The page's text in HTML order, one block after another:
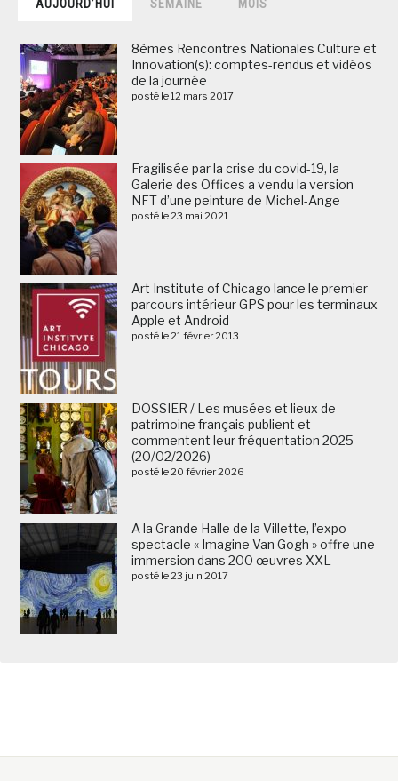
AUJOURD’HUI SEMAINE MOIS
8èmes Rencontres Nationales Culture et
Innovation(s): comptes-rendus et vidéos
de la journée
posté le 12 mars 2017
Fragilisée par la crise du covid-19, la
Galerie des Offices a vendu la version
NFT d’une peinture de Michel-Ange
posté le 23 mai 2021
Art Institute of Chicago lance le premier
parcours intérieur GPS pour les terminaux
Apple et Android
posté le 21 février 2013
DOSSIER / Les musées et lieux de
patrimoine français publient et
commentent leur fréquentation 2025
(20/02/2026)
posté le 20 février 2026
A la Grande Halle de la Villette, l’expo
spectacle « Imagine Van Gogh » offre une
immersion dans 200 œuvres XXL
posté le 23 juin 2017